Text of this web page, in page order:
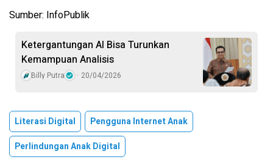
Sumber: InfoPublik
Ketergantungan AI Bisa Turunkan
Kemampuan Analisis
Billy Putra 20/04/2026
Literasi Digital
Pengguna Internet Anak
Perlindungan Anak Digital